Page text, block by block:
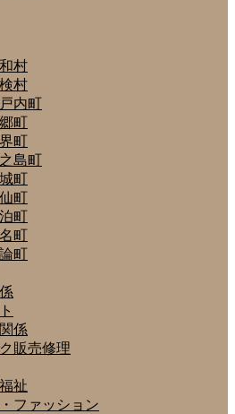
村
村
内町
町
町
島町
町
町
町
町
町
係
販売修理
祉
ファッション